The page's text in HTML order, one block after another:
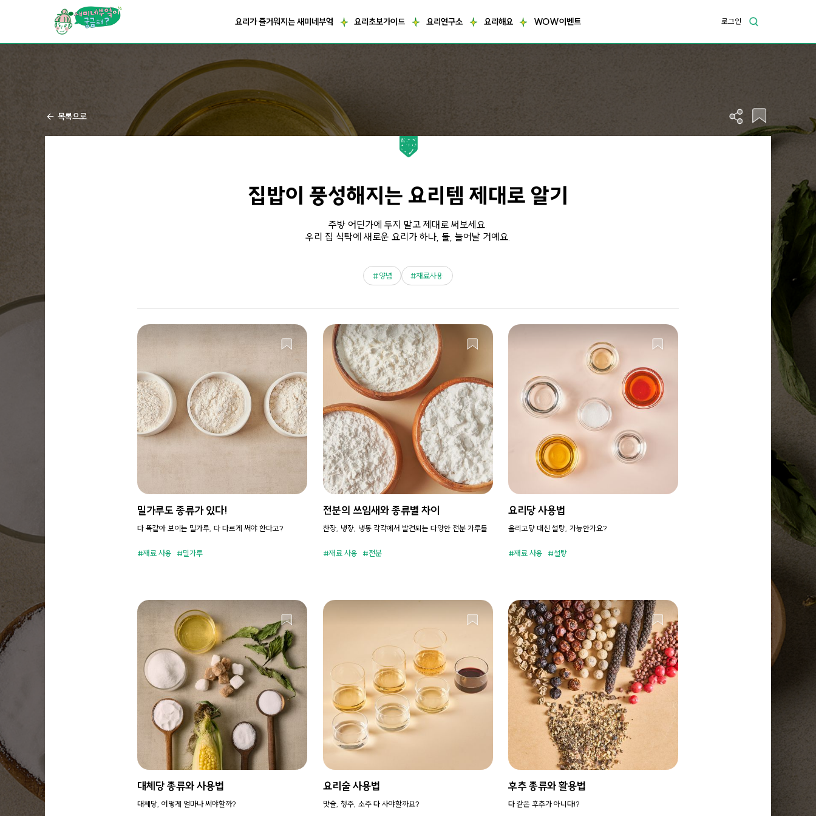
건강해지는부엌
요리가쉬워지는 부엌
요리가 즐거워지는 새미네부엌 요리초보가이드 요리연구소 요리해요 WOW이벤트 로그인
목록으로
집밥이 풍성해지는 요리템 제대로 알기
주방 어딘가에 두지 말고 제대로 써보세요.
우리 집 식탁에 새로운 요리가 하나, 둘, 늘어날 거예요.
양념 재료사용
밀가루도 종류가 있다!
다 똑같아 보이는 밀가루, 다 다르게 써야 한다고?
재료 사용 밀가루
전분의 쓰임새와 종류별 차이
찬장, 냉장, 냉동 각각에서 발견되는 다양한 전분 가루들
재료 사용 전분
요리당 사용법
올리고당 대신 설탕, 가능한가요?
재료 사용 설탕
대체당 종류와 사용법
대체당, 어떻게 얼마나 써야할까?
요리술 사용법
맛술, 청주, 소주 다 사야할까요?
후추 종류와 활용법
다 같은 후추가 아니다!?